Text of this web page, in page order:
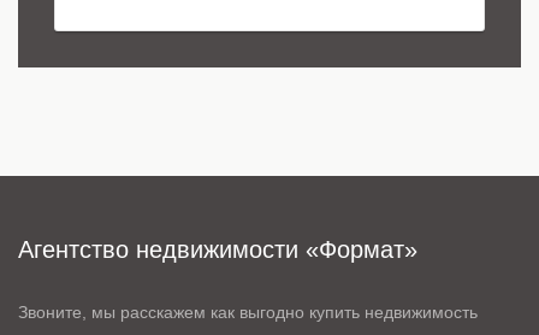
Агентство недвижимости «Формат»
Звоните, мы расскажем как выгодно купить недвижимость